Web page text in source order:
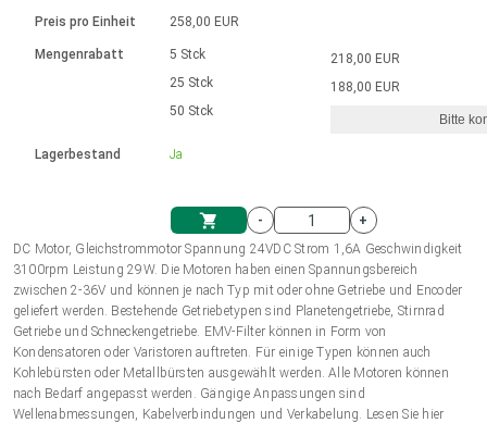
Einheitssystem
Einkaufswagen
Hubmagnete
230 - 50 Hz | 110 - 60 Hz
Drehzahlregelung für die AIS-Serie
Bürstenlose Gleichstrommotoren
mit Planetengetriebe und internem
Ø 28-42| 1-1400 rpm | <= 290Ncm
Bürstenlose DC Motor Controller
Gleichstrommotoren mit
Schneckengetriebe und Bürsten
Ø43-124mm | 31-425rpm | ≤ 41Nm
Treiber für Gleichstrommotoren mit
Synchron-Asynchron | für 1-4 Elektrozylinder
Synchron-Asynchron | für 1-4 Elektrozylinder
Français (EUR)
Polski (EUR)
Norsk (NOK)
Suomi (EUR)
Preis pro Einheit
Mengenrabatt
Lagerbestand
258,00 EUR
5 Stck
25 Stck
50 Stck
Ja
218,00 EUR
188,00 EUR
Bitte
-
+
DC Motor, Gleichstrommotor Spannung 24VDC Strom 1,6A Geschwindigkeit
3100rpm Leistung 29W. Die Motoren haben einen Spannungsbereich
zwischen 2-36V und können je nach Typ mit oder ohne Getriebe und Encoder
geliefert werden. Bestehende Getriebetypen sind Planetengetriebe, Stirnrad
Getriebe und Schneckengetriebe. EMV-Filter können in Form von
Kondensatoren oder Varistoren auftreten. Für einige Typen können auch
Kohlebürsten oder Metallbürsten ausgewählt werden. Alle Motoren können
nach Bedarf angepasst werden. Gängige Anpassungen sind
Wellenabmessungen, Kabelverbindungen und Verkabelung. Lesen Sie hier